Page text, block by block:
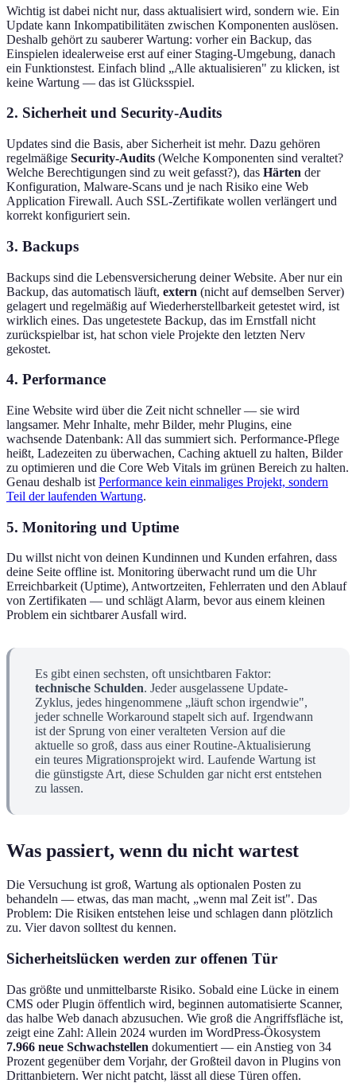
Wichtig ist dabei nicht nur, dass aktualisiert wird, sondern wie. Ein
Update kann Inkompatibilitäten zwischen Komponenten auslösen.
Deshalb gehört zu sauberer Wartung: vorher ein Backup, das
Einspielen idealerweise erst auf einer Staging-Umgebung, danach
ein Funktionstest. Einfach blind „Alle aktualisieren" zu klicken, ist
keine Wartung — das ist Glücksspiel.
2. Sicherheit und Security-Audits
Updates sind die Basis, aber Sicherheit ist mehr. Dazu gehören
regelmäßige Security-Audits (Welche Komponenten sind veraltet?
Welche Berechtigungen sind zu weit gefasst?), das Härten der
Konfiguration, Malware-Scans und je nach Risiko eine Web
Application Firewall. Auch SSL-Zertifikate wollen verlängert und
korrekt konfiguriert sein.
3. Backups
Backups sind die Lebensversicherung deiner Website. Aber nur ein
Backup, das automatisch läuft, extern (nicht auf demselben Server)
gelagert und regelmäßig auf Wiederherstellbarkeit getestet wird, ist
wirklich eines. Das ungetestete Backup, das im Ernstfall nicht
zurückspielbar ist, hat schon viele Projekte den letzten Nerv
gekostet.
4. Performance
Eine Website wird über die Zeit nicht schneller — sie wird
langsamer. Mehr Inhalte, mehr Bilder, mehr Plugins, eine
wachsende Datenbank: All das summiert sich. Performance-Pflege
heißt, Ladezeiten zu überwachen, Caching aktuell zu halten, Bilder
zu optimieren und die Core Web Vitals im grünen Bereich zu halten.
Genau deshalb ist Performance kein einmaliges Projekt, sondern
Teil der laufenden Wartung.
5. Monitoring und Uptime
Du willst nicht von deinen Kundinnen und Kunden erfahren, dass
deine Seite offline ist. Monitoring überwacht rund um die Uhr
Erreichbarkeit (Uptime), Antwortzeiten, Fehlerraten und den Ablauf
von Zertifikaten — und schlägt Alarm, bevor aus einem kleinen
Problem ein sichtbarer Ausfall wird.
Es gibt einen sechsten, oft unsichtbaren Faktor:
technische Schulden. Jeder ausgelassene Update-
Zyklus, jedes hingenommene „läuft schon irgendwie",
jeder schnelle Workaround stapelt sich auf. Irgendwann
ist der Sprung von einer veralteten Version auf die
aktuelle so groß, dass aus einer Routine-Aktualisierung
ein teures Migrationsprojekt wird. Laufende Wartung ist
die günstigste Art, diese Schulden gar nicht erst entstehen
zu lassen.
Was passiert, wenn du nicht wartest
Die Versuchung ist groß, Wartung als optionalen Posten zu
behandeln — etwas, das man macht, „wenn mal Zeit ist". Das
Problem: Die Risiken entstehen leise und schlagen dann plötzlich
zu. Vier davon solltest du kennen.
Sicherheitslücken werden zur offenen Tür
Das größte und unmittelbarste Risiko. Sobald eine Lücke in einem
CMS oder Plugin öffentlich wird, beginnen automatisierte Scanner,
das halbe Web danach abzusuchen. Wie groß die Angriffsfläche ist,
zeigt eine Zahl: Allein 2024 wurden im WordPress-Ökosystem
7.966 neue Schwachstellen dokumentiert — ein Anstieg von 34
Prozent gegenüber dem Vorjahr, der Großteil davon in Plugins von
Drittanbietern. Wer nicht patcht, lässt all diese Türen offen.